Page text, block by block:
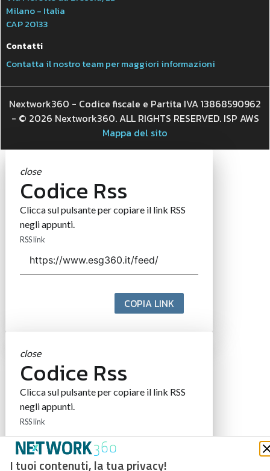
I tuoi contenuti, la tua privacy!
Milano - Italia
CAP 20133
Contatti
Contatta il nostro team per maggiori informazioni
Nextwork360 - Codice fiscale e Partita IVA 13868590962
- © 2026 Nextwork360. ALL RIGHTS RESERVED. ISP AWS
Mappa del sito
close
Codice Rss
Clicca sul pulsante per copiare il link RSS
negli appunti.
RSS link
COPIA LINK
close
Codice Rss
Clicca sul pulsante per copiare il link RSS
negli appunti.
RSS link